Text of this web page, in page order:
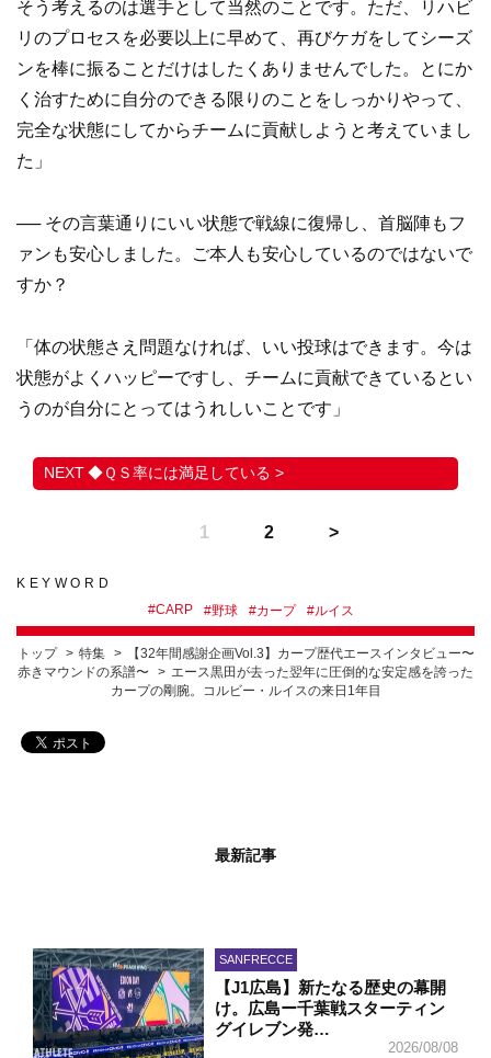
そう考えるのは選手として当然のことです。ただ、リハビ
リのプロセスを必要以上に早めて、再びケガをしてシーズ
ンを棒に振ることだけはしたくありませんでした。とにか
く治すために自分のできる限りのことをしっかりやって、
完全な状態にしてからチームに貢献しようと考えていまし
た」
── その言葉通りにいい状態で戦線に復帰し、首脳陣もフ
ァンも安心しました。ご本人も安心しているのではないで
すか？
「体の状態さえ問題なければ、いい投球はできます。今は
状態がよくハッピーですし、チームに貢献できているとい
うのが自分にとってはうれしいことです」
◆ＱＳ率には満足している >
1 2
KEYWORD
#CARP #野球 #カープ #ルイス
トップ 特集
【32年間感謝企画Vol.3】カープ歴代エースインタビュー〜
赤きマウンドの系譜〜
エース黒田が去った翌年に圧倒的な安定感を誇った
カープの剛腕。コルビー・ルイスの来日1年目
最新記事
SANFRECCE
【J1広島】新たなる歴史の幕開
け。広島ー千葉戦スターティン
グイレブン発…
2026/08/08